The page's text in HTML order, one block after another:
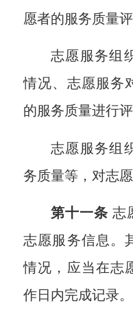
愿者的服务质量
志愿服务组
情况、志愿服务
的服务质量进行评
志愿服务组
务质量等，对志
第十一条 志
志愿服务信息。
情况，应当在志
作日内完成记录。